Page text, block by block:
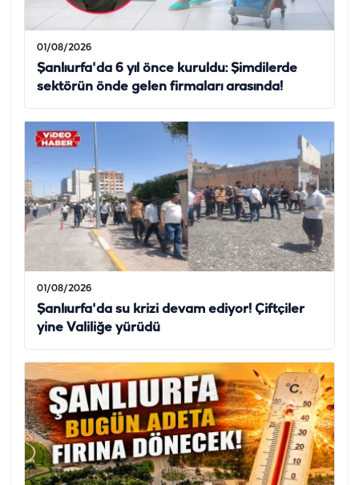
01/08/2026
Şanlıurfa'da 6 yıl önce kuruldu: Şimdilerde
sektörün önde gelen firmaları arasında!
01/08/2026
Şanlıurfa'da su krizi devam ediyor! Çiftçiler
yine Valiliğe yürüdü